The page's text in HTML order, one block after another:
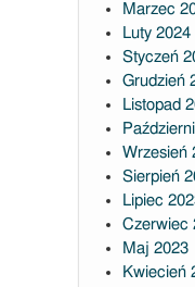
Marzec
Luty 2024
Styczeń
Grudzień
Listopad
Wrzesień
Sierpień
Lipiec
Czerwiec
Maj 2023
Kwiecień